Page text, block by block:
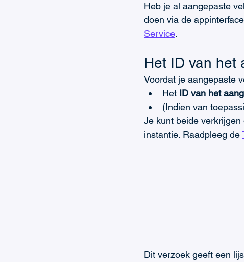
Heb je al aangepaste
doen via de
Service.
Het ID van het
Voordat je aangepaste
Het ID van het
(Indien van
Je kunt beide verkrijgen
instantie. Raadpleeg de
Dit verzoek geeft een